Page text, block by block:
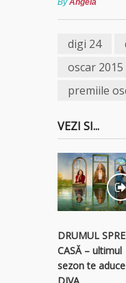
ByAngela
digi 24
oscar 2015
premiile
VEZI SI...
DRUMUL SPRE
CASĂ – ultimul
sezon te